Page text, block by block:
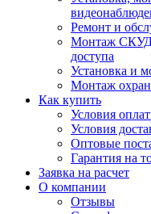
Ремонт и
Монтаж СКУД,
доступа
Установка и
Монтаж
Как купить
Условия
Условия
Оптовые
Гарантия на
Заявка на расчет
О компании
Отзывы